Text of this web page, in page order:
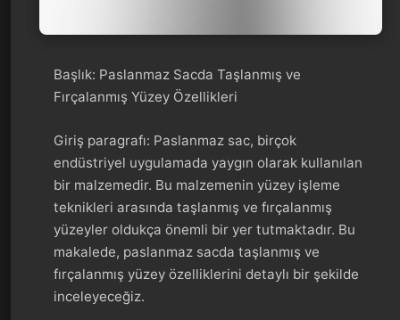
Başlık: Paslanmaz Sacda Taşlanmış ve
Fırçalanmış Yüzey Özellikleri
Giriş paragrafı: Paslanmaz sac, birçok
endüstriyel uygulamada yaygın olarak kullanılan
bir malzemedir. Bu malzemenin yüzey işleme
teknikleri arasında taşlanmış ve fırçalanmış
yüzeyler oldukça önemli bir yer tutmaktadır. Bu
makalede, paslanmaz sacda taşlanmış ve
fırçalanmış yüzey özelliklerini detaylı bir şekilde
inceleyeceğiz.